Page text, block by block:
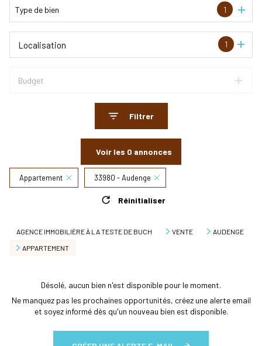
Type de bien 1
1
Localisation
Budget
Filtrer
Voir les 0 annonces
Appartement 33980 - Audenge
Réinitialiser
AGENCE IMMOBILIÈRE À LA TESTE DE BUCH VENTE
AUDENGE
APPARTEMENT
Désolé, aucun bien n'est disponible pour le moment.
Ne manquez pas les prochaines opportunités, créez une alerte email
et soyez informé dès qu'un nouveau bien est disponible.